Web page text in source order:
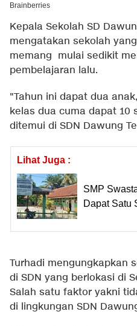
Kepala Sekolah SD
mengatakan sekolah
memang mulai sedikit
pembelajaran lalu.
"Tahun ini dapat dua
kelas dua cuma dapat 10
ditemui di SDN Dawung
Lihat Juga :
SMP
Dapat Satu
Turhadi mengungkapkan
di SDN yang berlokasi di
Salah satu faktor yakni
di lingkungan SDN